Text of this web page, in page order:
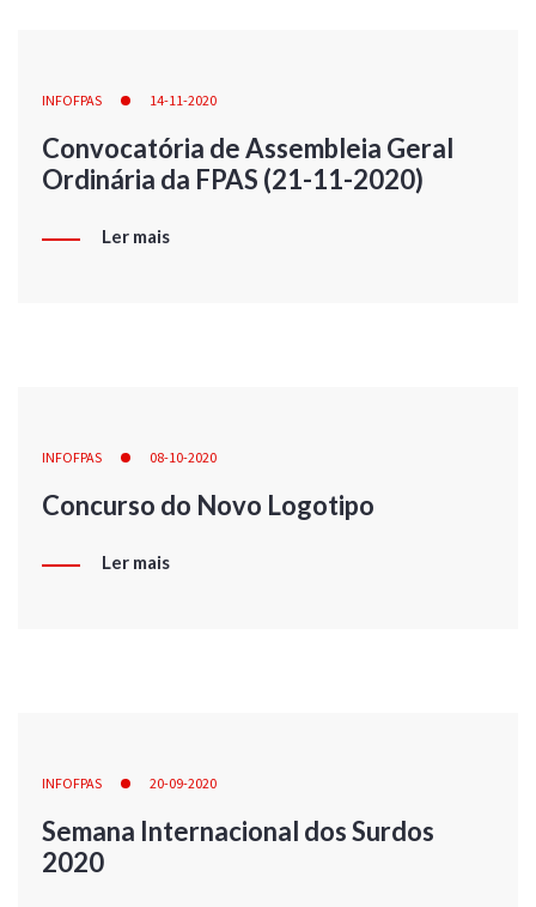
INFOFPAS 14-11-2020
Convocatória de Assembleia Geral
Ordinária da FPAS (21-11-2020)
Ler mais
INFOFPAS 08-10-2020
Concurso do Novo Logotipo
Ler mais
INFOFPAS 20-09-2020
Semana Internacional dos Surdos
2020